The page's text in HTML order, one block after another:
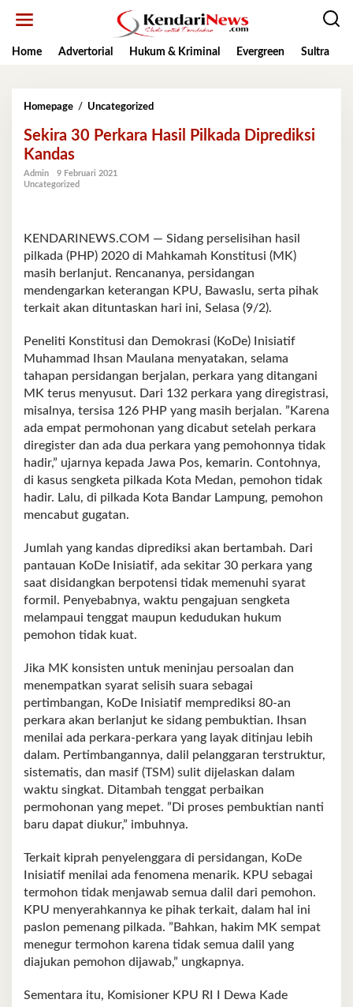
Home
Advertorial Hukum & Kriminal Evergreen Sultra
Homepage / Uncategorized
Perkara
Sekira 30 Perkara Hasil Pilkada Diprediksi
Kandas
Admin
9 Februari 2021
Uncategorized
KENDARINEWS.COM — Sidang perselisihan hasil
pilkada (PHP) 2020 di Mahkamah Konstitusi (MK)
masih berlanjut. Rencananya, persidangan
mendengarkan keterangan KPU, Bawaslu, serta pihak
terkait akan dituntaskan hari ini, Selasa (9/2).
Peneliti Konstitusi dan Demokrasi (KoDe) Inisiatif
Muhammad Ihsan Maulana menyatakan, selama
tahapan persidangan berjalan, perkara yang ditangani
MK terus menyusut. Dari 132 perkara yang diregistrasi,
misalnya, tersisa 126 PHP yang masih berjalan. ”Karena
ada empat permohonan yang dicabut setelah perkara
diregister dan ada dua perkara yang pemohonnya tidak
hadir,” ujarnya kepada Jawa Pos, kemarin. Contohnya,
di kasus sengketa pilkada Kota Medan, pemohon tidak
hadir. Lalu, di pilkada Kota Bandar Lampung, pemohon
mencabut gugatan.
Jumlah yang kandas diprediksi akan bertambah. Dari
pantauan KoDe Inisiatif, ada sekitar 30 perkara yang
saat disidangkan berpotensi tidak memenuhi syarat
formil. Penyebabnya, waktu pengajuan sengketa
melampaui tenggat maupun kedudukan hukum
pemohon tidak kuat.
Jika MK konsisten untuk meninjau persoalan dan
menempatkan syarat selisih suara sebagai
pertimbangan, KoDe Inisiatif memprediksi 80-an
perkara akan berlanjut ke sidang pembuktian. Ihsan
menilai ada perkara-perkara yang layak ditinjau lebih
dalam. Pertimbangannya, dalil pelanggaran terstruktur,
sistematis, dan masif (TSM) sulit dijelaskan dalam
waktu singkat. Ditambah tenggat perbaikan
permohonan yang mepet. ”Di proses pembuktian nanti
baru dapat diukur,” imbuhnya.
Terkait kiprah penyelenggara di persidangan, KoDe
Inisiatif menilai ada fenomena menarik. KPU sebagai
termohon tidak menjawab semua dalil dari pemohon.
KPU menyerahkannya ke pihak terkait, dalam hal ini
paslon pemenang pilkada. ”Bahkan, hakim MK sempat
menegur termohon karena tidak semua dalil yang
diajukan pemohon dijawab,” ungkapnya.
Sementara itu, Komisioner KPU RI I Dewa Kade